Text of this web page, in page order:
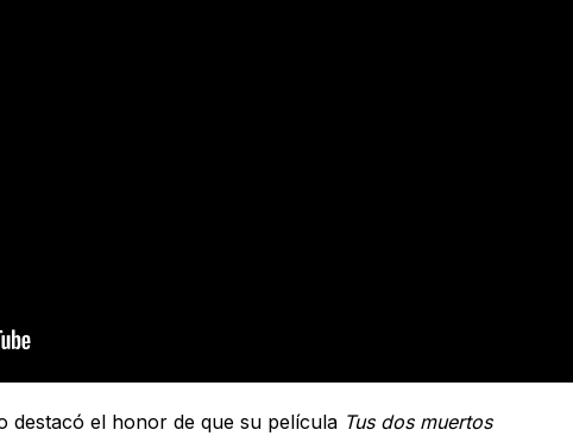
destacó el honor de que su película Tus dos muertos